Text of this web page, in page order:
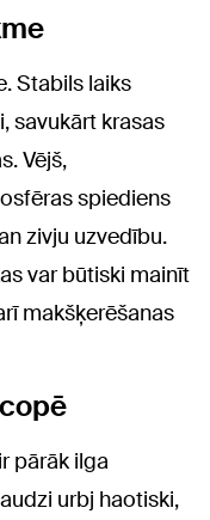
Stabils laiks
savukārt krasas
Vējš,
spiediens
zivju uzvedību.
var būtiski mainīt
makšķerēšanas
pārāk ilga
urbj haotiski,